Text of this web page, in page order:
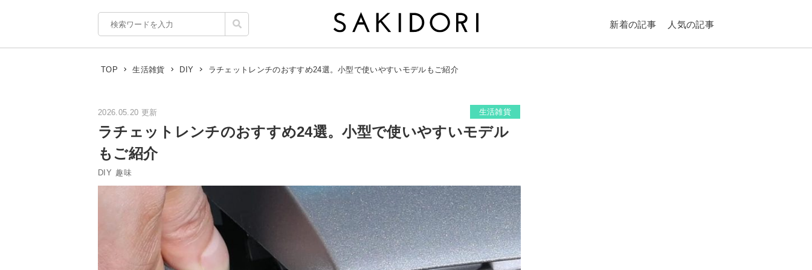
新着の記事 人気の記事
TOP 生活雑貨 DIY ラチェットレンチのおすすめ24選。小型で使いやすいモデルもご紹介
2026.05.20 更新 生活雑貨
ラチェットレンチのおすすめ24選。小型で使いやすいモデル
もご紹介
DIY 趣味